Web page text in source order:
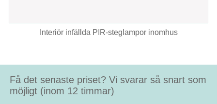
Interiör infällda PIR-steglampor inomhus
Få det senaste priset? Vi svarar så snart som
möjligt (inom 12 timmar)